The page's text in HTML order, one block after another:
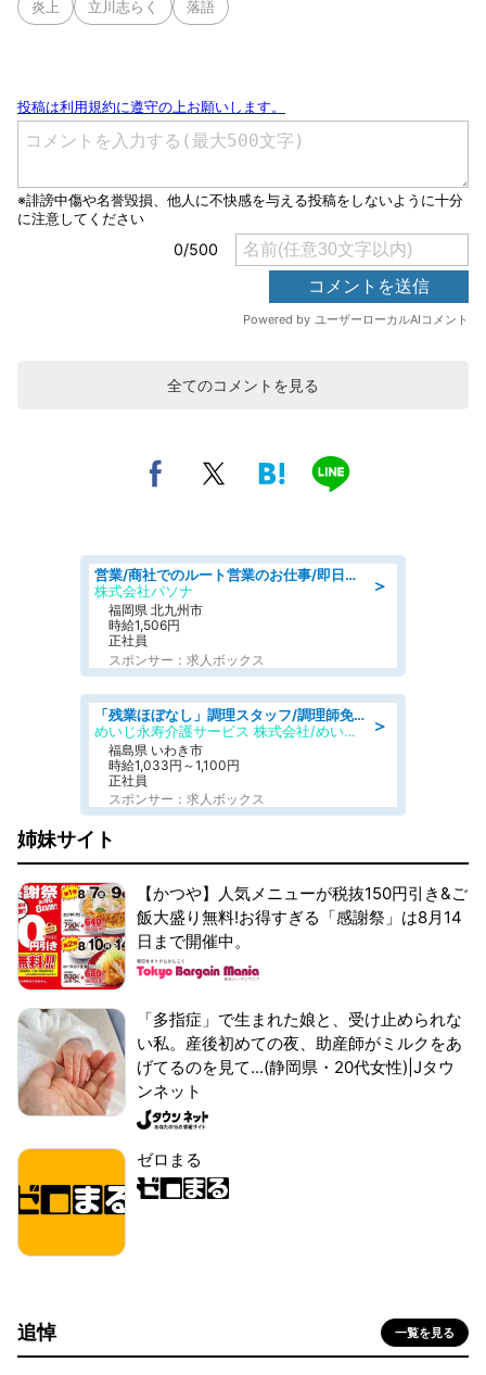
炎上 立川志らく 落語
全てのコメントを見る
＞
営業/商社でのルート営業のお仕事/即日勤務可/車通勤可/営業
株式会社パソナ
福岡県 北九州市
時給1,506円
正社員
スポンサー：求人ボックス
＞
「残業ほぼなし」調理スタッフ/調理師免許必須/正職員/日勤のみ/住宅型有料老人ホーム
めいじ永寿介護サービス 株式会社/めいじ永寿介護サービスセンター
福島県 いわき市
時給1,033円～1,100円
正社員
スポンサー：求人ボックス
姉妹サイト
【かつや】人気メニューが税抜150円引き&ご
飯大盛り無料!お得すぎる「感謝祭」は8月14
日まで開催中。
「多指症」で生まれた娘と、受け止められな
い私。産後初めての夜、助産師がミルクをあ
げてるのを見て...(静岡県・20代女性)|Jタウ
ンネット
ゼロまる
追悼 一覧を見る